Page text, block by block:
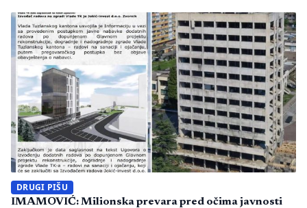
medicinskih fakulteta vode protiv ljekarskih komora u Bosni i
Hercegovini. […]
DRUGI PIŠU
IMAMOVIĆ: Milionska prevara pred očima javnosti